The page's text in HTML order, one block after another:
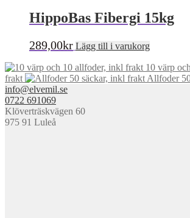
249,00kr
HippoBas Fibergi 15kg
289,00kr Lägg till i varukorg
10 värp
frakt
Allfoder
info@elvemil.se
0722 691069
Klöverträskvägen 60
975 91 Luleå